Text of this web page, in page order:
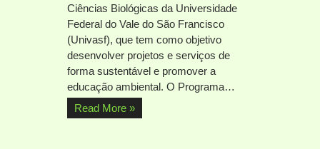
Ciências Biológicas da Universidade
Federal do Vale do São Francisco
(Univasf), que tem como objetivo
desenvolver projetos e serviços de
forma sustentável e promover a
educação ambiental. O Programa…
Read More »